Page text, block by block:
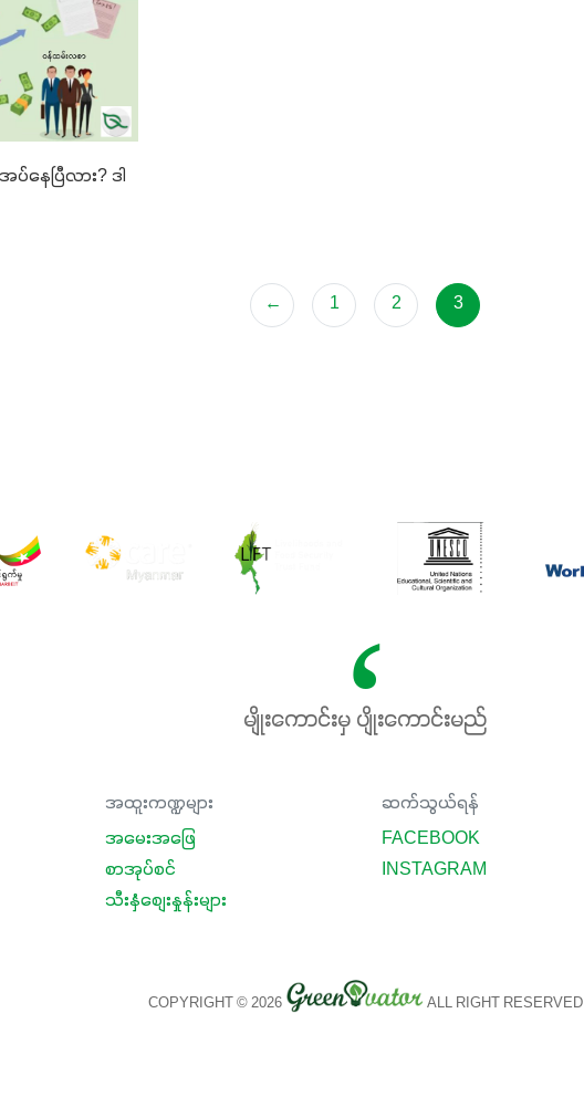
ေပြီလား? ဒါ
← 1 2 3
မျိုးကောင်းမှ ပျိုးကောင်းမည်
အထူးကဏ္ဍများ
အမေးအဖြေ
စာအုပ်စင်
သီးနှံစျေးနှုန်းများ
ဆက်သွယ်ရန်
FACEBOOK
INSTAGRAM
COPYRIGHT © 2026 ALL RIGHT RESERVED